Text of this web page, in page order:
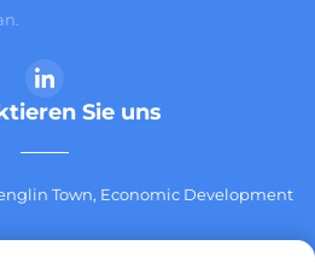
Sie uns
Town, Economic Development